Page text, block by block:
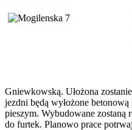
Gniewkowską. Ułożona
jezdni będą wyłożone
pieszym. Wybudowane zostaną
do furtek. Planowo prace